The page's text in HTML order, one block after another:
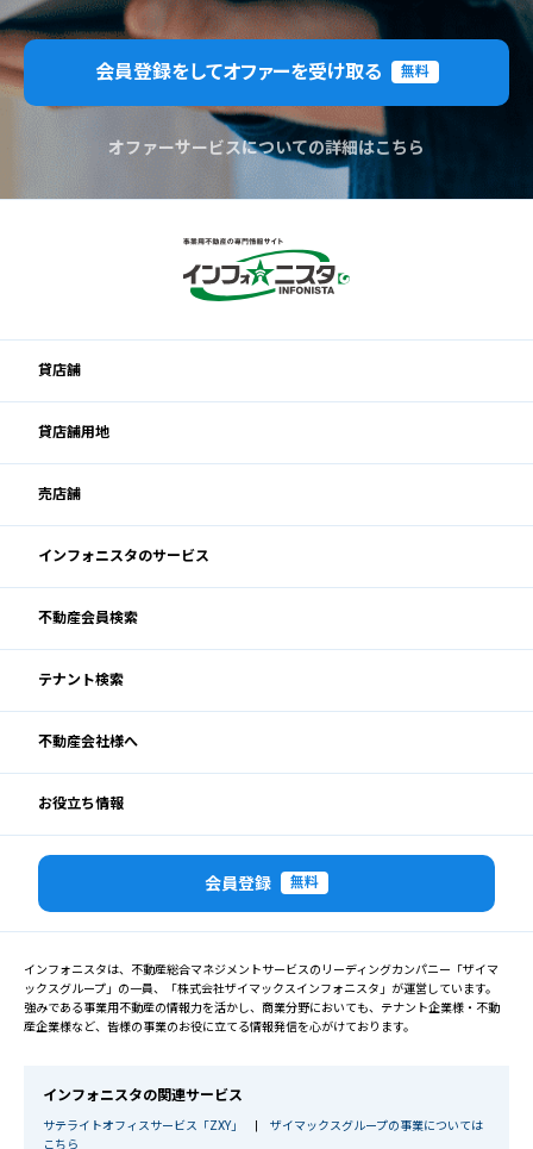
会員登録をしてオファーを受け取る 無料
オファーサービスについての詳細はこちら
貸店舗
貸店舗用地
売店舗
インフォニスタのサービス
不動産会員検索
テナント検索
不動産会社様へ
お役立ち情報
会員登録 無料
インフォニスタは、不動産総合マネジメントサービスのリーディングカンパニー「ザイマ
ックスグループ」の一員、「株式会社ザイマックスインフォニスタ」が運営しています。
強みである事業用不動産の情報力を活かし、商業分野においても、テナント企業様・不動
産企業様など、皆様の事業のお役に立てる情報発信を心がけております。
インフォニスタの関連サービス
サテライトオフィスサービス「ZXY」
ザイマックスグループの事業については
こちら